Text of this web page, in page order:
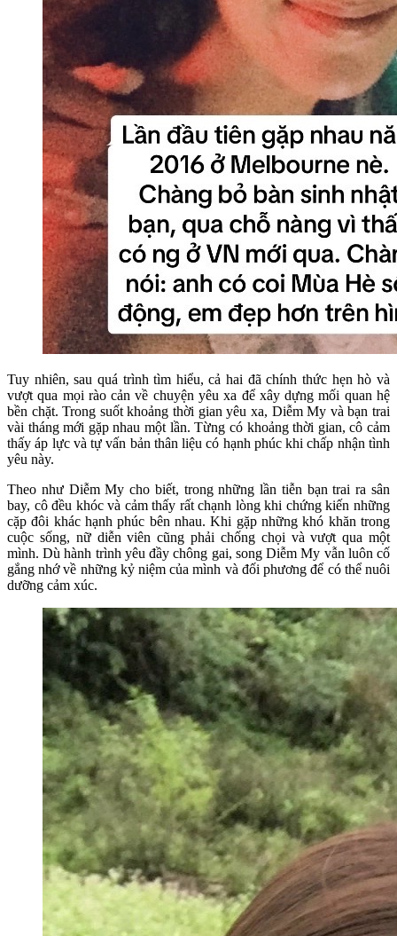
Tuy nhiên, sau quá trình tìm hiểu, cả hai đã chính thức hẹn hò và
vượt qua mọi rào cản về chuyện yêu xa để xây dựng mối quan hệ
bền chặt. Trong suốt khoảng thời gian yêu xa, Diễm My và bạn trai
vài tháng mới gặp nhau một lần. Từng có khoảng thời gian, cô cảm
thấy áp lực và tự vấn bản thân liệu có hạnh phúc khi chấp nhận tình
yêu này.
Theo như Diễm My cho biết, trong những lần tiễn bạn trai ra sân
bay, cô đều khóc và cảm thấy rất chạnh lòng khi chứng kiến những
cặp đôi khác hạnh phúc bên nhau. Khi gặp những khó khăn trong
cuộc sống, nữ diễn viên cũng phải chống chọi và vượt qua một
mình. Dù hành trình yêu đầy chông gai, song Diễm My vẫn luôn cố
gắng nhớ về những kỷ niệm của mình và đối phương để có thể nuôi
dưỡng cảm xúc.